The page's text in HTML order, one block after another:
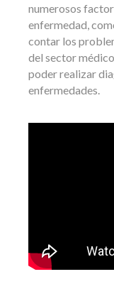
numerosos
enfermedad,
contar los
del sector
poder realizar
enfermedades.